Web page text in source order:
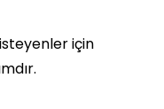
için